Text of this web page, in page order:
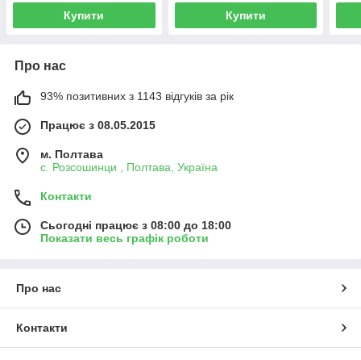
Купити Купити
Про нас
93% позитивних з 1143 відгуків за рік
Працює з 08.05.2015
м. Полтава
с. Розсошинци , Полтава, Україна
Контакти
Сьогодні працює з 08:00 до 18:00
Показати весь графік роботи
Про нас
Контакти